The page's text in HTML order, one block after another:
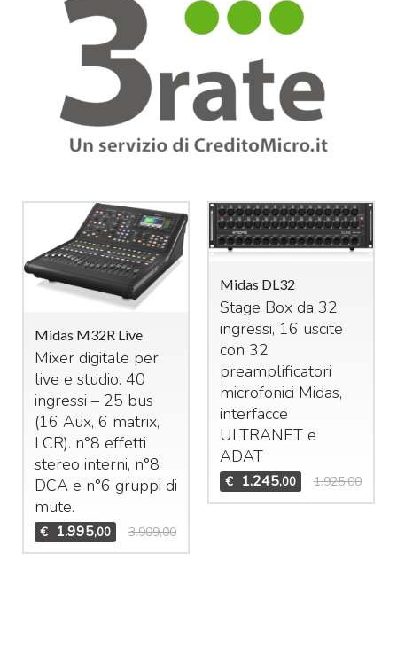
Midas M32R Live
Mixer digitale per
live e studio. 40
ingressi – 25 bus
(16 Aux, 6 matrix,
LCR). n°8 effetti
stereo interni, n°8
DCAe n°6 gruppi di
mute.
€ 1.995,00 3.909,00
Midas DL32
Stage Box da 32
ingressi, 16 uscite
con 32
preamplificatori
microfonici Midas,
interfacce
ULTRANETe
ADAT
€ 1.245,00 1.925,00